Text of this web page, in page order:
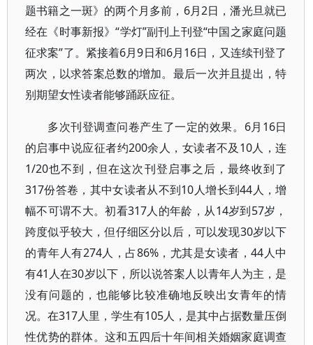
题书籍之一斑》的两个月多前，6月2日，潘光旦就已
经在《时事新报》“学灯”副刊上刊登“中国之家庭问题
征求案”了。紧接着6月9日和6月16日，又连续刊登了
两次，以求答案总数的增加。最后一次并且提出，特
别期望女性读者能够踊跃应征。
多次刊登调查问卷产生了一定的效果。6月16日
的启事中说应征者约200余人，女读者不及10人，连
1/20也不到，但在这次刊登启事之后，最终收到了
317份答卷，其中女读者从不到10人增长到44人，增
幅不可谓不大。初看317人的年龄，从14岁到57岁，
跨度似乎较大，但仔细区分以后，可以发现30岁以下
的青年人有274人，占86%，尤其是女读者，44人中
有41人在30岁以下，所以说答案人以青年人为主，是
没有问题的，也能够比较准确地反映出女青年的情
况。在317人里，学生有105人，是其中占据数量压倒
性优势的群体。这和五四后十年间相关婚姻家庭调查